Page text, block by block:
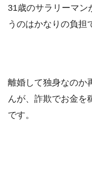
31歳のサラリーマン
うのはかなりの負担
離婚して独身なのか
んが、詐欺でお金を
です。